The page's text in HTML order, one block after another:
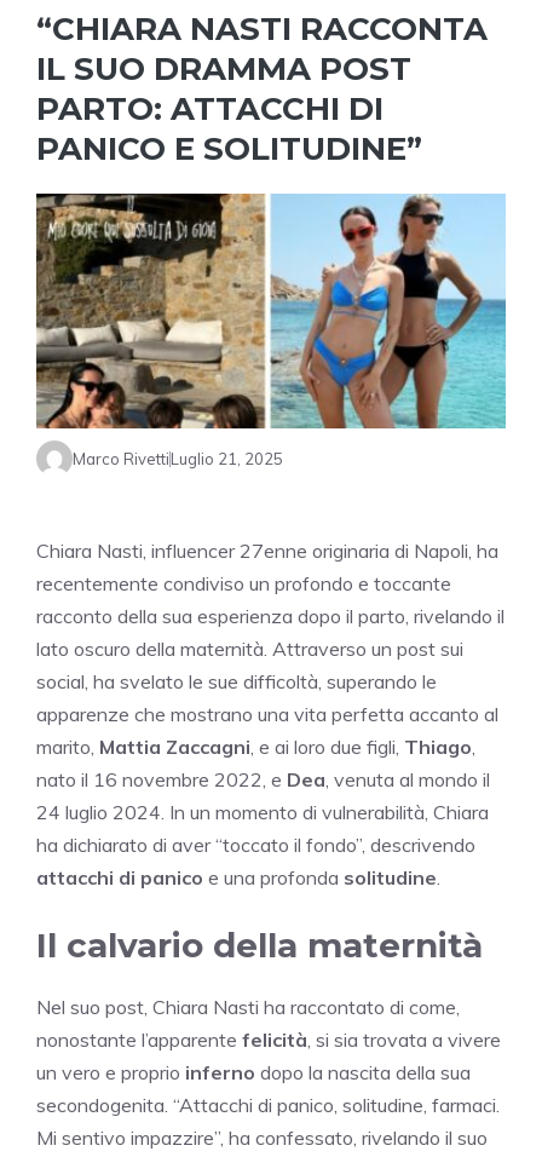
“CHIARA NASTI RACCONTA
IL SUO DRAMMA POST
PARTO: ATTACCHI DI
PANICO E SOLITUDINE”
Marco RivettiLuglio 21, 2025
Chiara Nasti, influencer 27enne originaria di Napoli, ha
recentemente condiviso un profondo e toccante
racconto della sua esperienza dopo il parto, rivelando il
lato oscuro della maternità. Attraverso un post sui
social, ha svelato le sue difficoltà, superando le
apparenze che mostrano una vita perfetta accanto al
marito, Mattia Zaccagni, e ai loro due figli, Thiago,
nato il 16 novembre 2022, e Dea, venuta al mondo il
24 luglio 2024. In un momento di vulnerabilità, Chiara
ha dichiarato di aver “toccato il fondo”, descrivendo
attacchi di panico e una profonda solitudine.
Il calvario della maternità
Nel suo post, Chiara Nasti ha raccontato di come,
nonostante l’apparente felicità, si sia trovata a vivere
un vero e proprio inferno dopo la nascita della sua
secondogenita. “Attacchi di panico, solitudine, farmaci.
Mi sentivo impazzire”, ha confessato, rivelando il suo